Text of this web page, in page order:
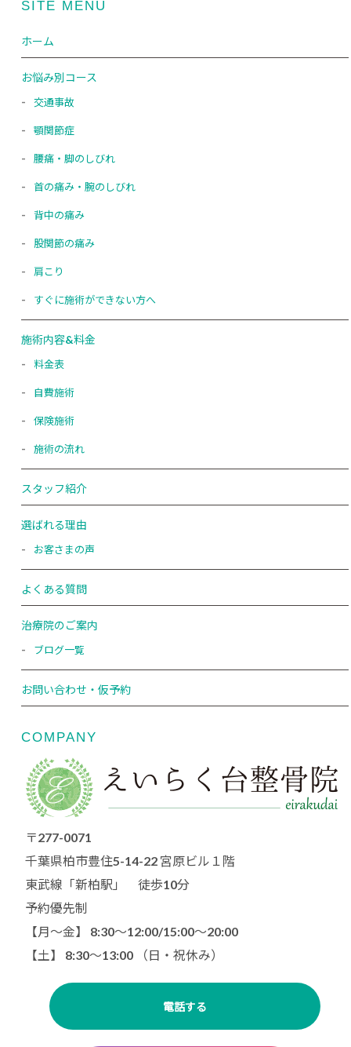
SITE MENU
ホーム
お悩み別コース
交通事故
顎関節症
腰痛・脚のしびれ
首の痛み・腕のしびれ
背中の痛み
股関節の痛み
肩こり
すぐに施術ができない方へ
施術内容&料金
料金表
自費施術
保険施術
施術の流れ
スタッフ紹介
選ばれる理由
お客さまの声
よくある質問
治療院のご案内
ブログ一覧
お問い合わせ・仮予約
COMPANY
〒277-0071
千葉県柏市豊住5-14-22 宮原ビル１階
東武線「新柏駅」 徒歩10分
予約優先制
【月〜金】 8:30～12:00/15:00〜20:00
【土】 8:30〜13:00 （日・祝休み）
電話する